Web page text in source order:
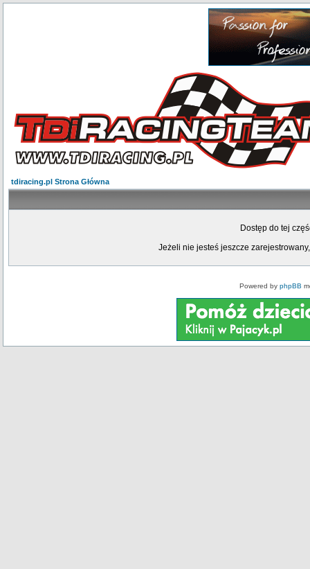
tdiracing.pl Strona Główna
Dostęp do tej
Jeżeli nie jesteś jeszcze
Powered by phpBB